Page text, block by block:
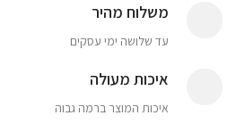
משלוח מהיר
עד שלושה ימי עסקים
איכות מעולה
איכות המוצר ברמה גבוה